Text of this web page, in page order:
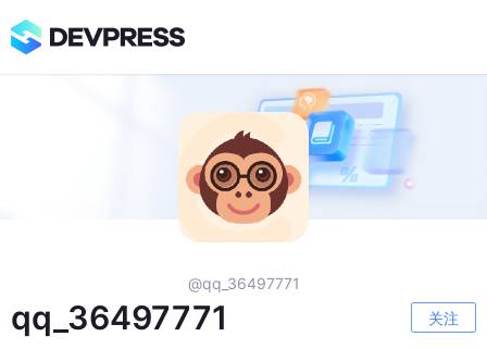
@qq_36497771
qq_36497771 关注